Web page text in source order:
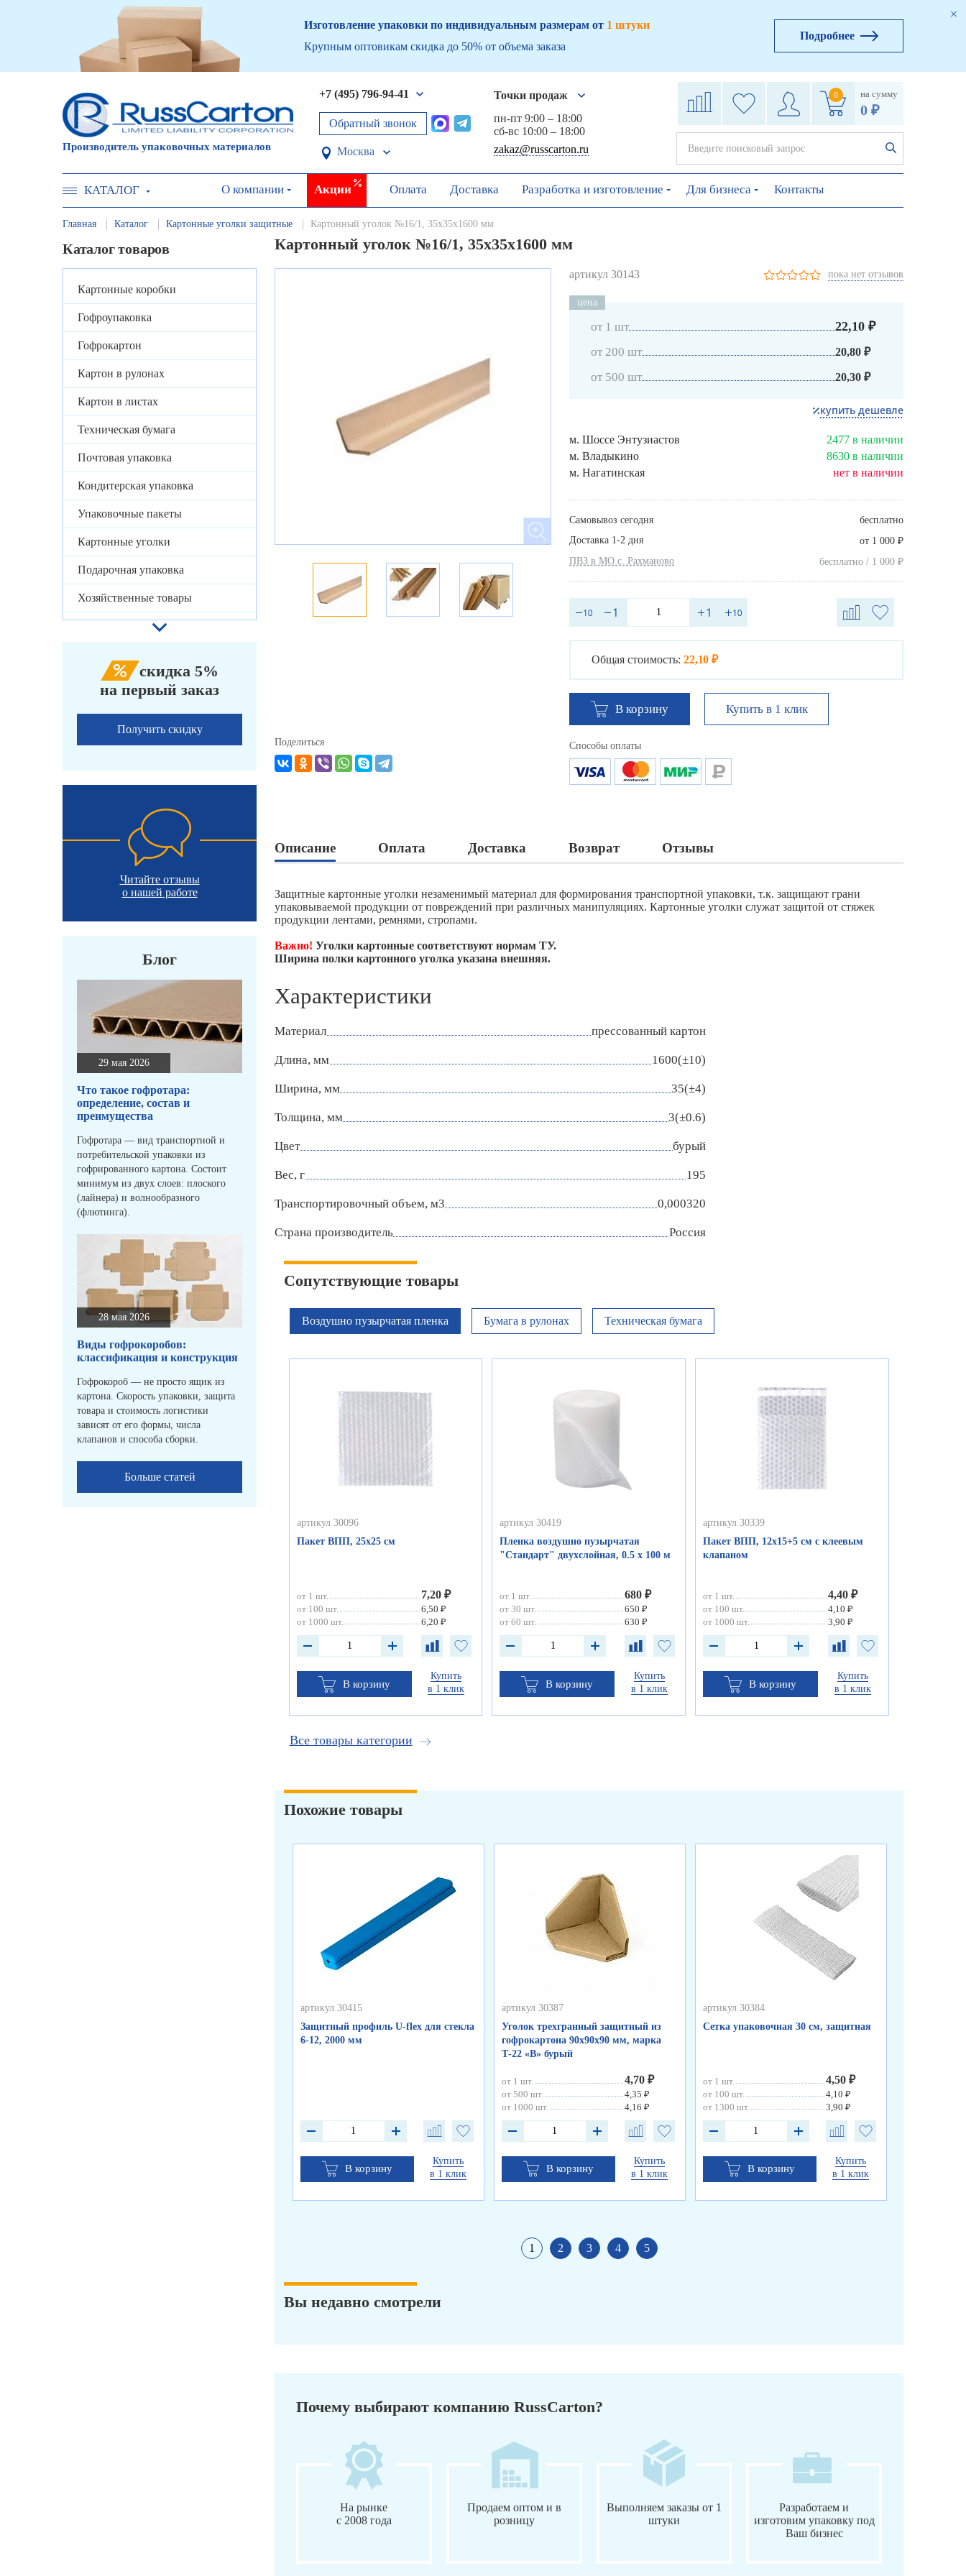
Изготовление упаковки по индивидуальным размерам от 1 штуки
Крупным оптовикам скидка до 50% от объема заказа
Подробнее
Производитель упаковочных материалов
+7 (495) 796-94-41
Обратный звонок
Москва
Точки продаж
пн-пт 9:00 – 18:00
сб-вс 10:00 – 18:00
zakaz@russcarton.ru
0 на сумму
0 ₽
КАТАЛОГ О компании Акции Оплата Доставка Разработка и изготовление Для бизнеса Контакты
Главная Каталог Картонные уголки защитные Картонный уголок №16/1, 35х35х1600 мм
Каталог товаров
Картонные коробки
Гофроупаковка
Гофрокартон
Картон в рулонах
Картон в листах
Техническая бумага
Почтовая упаковка
Кондитерская упаковка
Упаковочные пакеты
Картонные уголки
Подарочная упаковка
Хозяйственные товары
скидка 5%
на первый заказ
Получить скидку
Читайте отзывы
о нашей работе
Блог
29 мая 2026
Что такое гофротара:
определение, состав и
преимущества
Гофротара — вид транспортной и
потребительской упаковки из
гофрированного картона. Состоит
минимум из двух слоев: плоского
(лайнера) и волнообразного
(флютинга).
28 мая 2026
Виды гофрокоробов:
классификация и конструкция
Гофрокороб — не просто ящик из
картона. Скорость упаковки, защита
товара и стоимость логистики
зависят от его формы, числа
клапанов и способа сборки.
Больше статей
Картонный уголок №16/1, 35х35х1600 мм
артикул 30143 пока нет отзывов
цена
от 1 шт 22,10 ₽
от 200 шт 20,80 ₽
от 500 шт 20,30 ₽
купить дешевле
м. Шоссе Энтузиастов
2477 в наличии
м. Владыкино
8630 в наличии
м. Нагатинская
нет в наличии
Самовывоз сегодня
бесплатно
Доставка 1-2 дня
от 1 000 ₽
ПВЗ в МО с. Рахманово бесплатно / 1 000 ₽
Общая стоимость: 22,10 ₽
В корзину Купить в 1 клик
Поделиться Способы оплаты
Описание Оплата Доставка Возврат Отзывы
Защитные картонные уголки незаменимый материал для формирования транспортной упаковки, т.к. защищают грани
упаковываемой продукции от повреждений при различных манипуляциях. Картонные уголки служат защитой от стяжек
продукции лентами, ремнями, стропами.
Важно! Уголки картонные соответствуют нормам ТУ.
Ширина полки картонного уголка указана внешняя.
Характеристики
Материал прессованный картон
Длина, мм 1600(±10)
Ширина, мм 35(±4)
Толщина, мм 3(±0.6)
Цвет бурый
Вес, г 195
Транспортировочный объем, м3 0,000320
Страна производитель Россия
Сопутствующие товары
Воздушно пузырчатая пленка Бумага в рулонах Техническая бумага
артикул 30096
Пакет ВПП, 25х25 см
от 1 шт. 7,20 ₽
от 100 шт.
6,50 ₽
от 1000 шт.
6,20 ₽
В корзину
Купить
в 1 клик
артикул 30419
Пленка воздушно пузырчатая
"Стандарт" двухслойная, 0.5 х 100 м
от 1 шт. 680 ₽
от 30 шт.
650 ₽
от 60 шт.
630 ₽
В корзину
Купить
в 1 клик
артикул 30339
Пакет ВПП, 12х15+5 см с клеевым
клапаном
от 1 шт. 4,40 ₽
от 100 шт.
4,10 ₽
от 1000 шт.
3,90 ₽
В корзину
Купить
в 1 клик
Все товары категории
Похожие товары
артикул 30415
Защитный профиль U-flex для стекла
6-12, 2000 мм
В корзину
Купить
в 1 клик
артикул 30387
Уголок трехгранный защитный из
гофрокартона 90х90х90 мм, марка
Т-22 «В» бурый
от 1 шт. 4,70 ₽
от 500 шт.
4,35 ₽
от 1000 шт.
4,16 ₽
В корзину
Купить
в 1 клик
артикул 30384
Сетка упаковочная 30 см, защитная
от 1 шт. 4,50 ₽
от 100 шт.
4,10 ₽
от 1300 шт.
3,90 ₽
В корзину
Купить
в 1 клик
1 2 3 4 5
Вы недавно смотрели
Почему выбирают компанию RussCarton?
На рынке
с 2008 года
Продаем оптом и в
розницу
Выполняем заказы от 1
штуки
Разработаем и
изготовим упаковку под
Ваш бизнес